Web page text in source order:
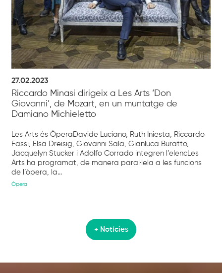
27.02.2023
Riccardo Minasi dirigeix a Les Arts ‘Don
Giovanni’, de Mozart, en un muntatge de
Damiano Michieletto
Les Arts és ÒperaDavide Luciano, Ruth Iniesta, Riccardo
Fassi, Elsa Dreisig, Giovanni Sala, Gianluca Buratto,
Jacquelyn Stucker i Adolfo Corrado integren l’elencLes
Arts ha programat, de manera paral·lela a les funcions
de l’òpera, la...
Òpera
+ Notícies